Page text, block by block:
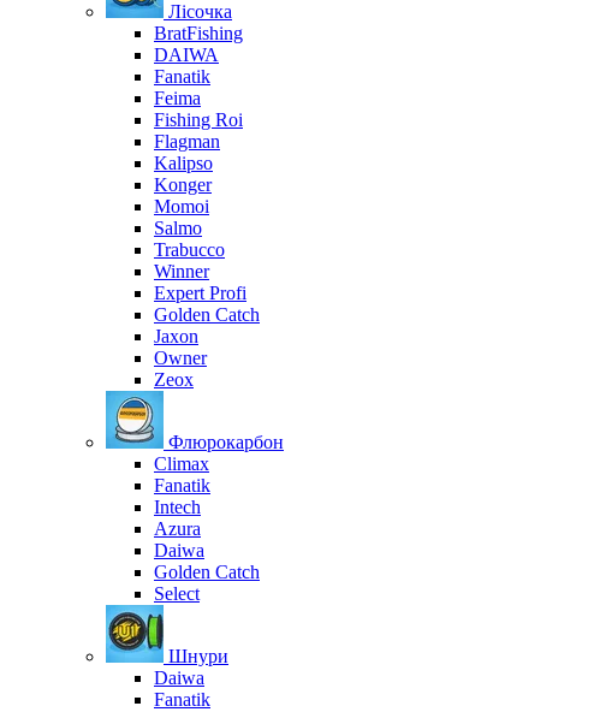
Лісочка
BratFishing
DAIWA
Fanatik
Feima
Fishing Roi
Flagman
Kalipso
Konger
Momoi
Salmo
Trabucco
Winner
Expert Profi
Golden Catch
Jaxon
Owner
Zeox
Флюрокарбон
Climax
Fanatik
Intech
Azura
Daiwa
Golden Catch
Select
Шнури
Daiwa
Fanatik